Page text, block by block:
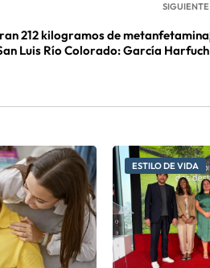
SIGUIENTE
212 kilogramos de metanfetamina
Luis Río Colorado: García Harfuch
ESTILO DE VIDA